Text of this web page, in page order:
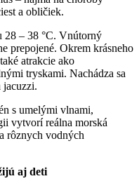
a obličiek.
28 – 38 °C. Vnútorný
prepojené. Okrem krásneho
atrakcie ako
tryskami. Nachádza sa
jacuzzi.
s umelými vlnami,
vytvorí reálna morská
rôznych vodných
aj deti